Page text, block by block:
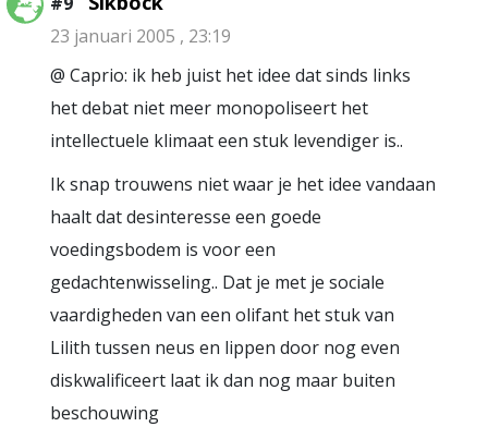
23 januari 2005 , 23:19
@ Caprio: ik heb juist het idee dat sinds links
het debat niet meer monopoliseert het
intellectuele klimaat een stuk levendiger is..
Ik snap trouwens niet waar je het idee vandaan
haalt dat desinteresse een goede
voedingsbodem is voor een
gedachtenwisseling.. Dat je met je sociale
vaardigheden van een olifant het stuk van
Lilith tussen neus en lippen door nog even
diskwalificeert laat ik dan nog maar buiten
beschouwing